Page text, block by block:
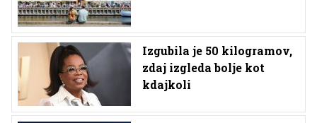
Izgubila je 50 kilogramov,
zdaj izgleda bolje kot
kdajkoli